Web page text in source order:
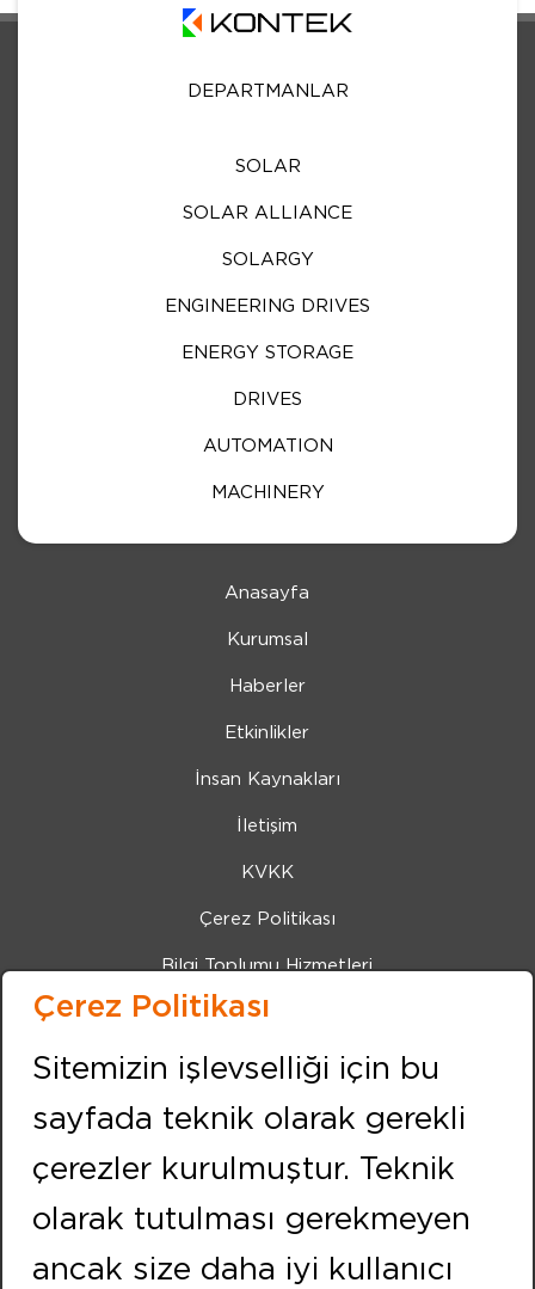
Çerez Politikası
Sitemizin işlevselliği için bu
sayfada teknik olarak gerekli
çerezler kurulmuştur. Teknik
olarak tutulması gerekmeyen
ancak size daha iyi kullanıcı
DEPARTMANLAR
SOLAR
SOLAR ALLIANCE
SOLARGY
ENGINEERING DRIVES
ENERGY STORAGE
DRIVES
AUTOMATION
MACHINERY
Anasayfa
Kurumsal
Haberler
Etkinlikler
İnsan Kaynakları
İletişim
KVKK
Çerez Politikası
Bilgi Toplumu Hizmetleri
İZMİR (MERKEZ OFİS)
Adres:
Kemalpaşa Caddesi 7405 Sokak No:8 Pınarbaşı İZMİR
Tel: +90 232 479 10 10
Fax: +90 232 479 91 91
BİZİ TAKİP EDİN